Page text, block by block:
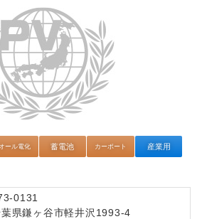
オール電化 蓄電池 カーポート 産業用
0131
県鎌ヶ谷市軽井沢1993-4